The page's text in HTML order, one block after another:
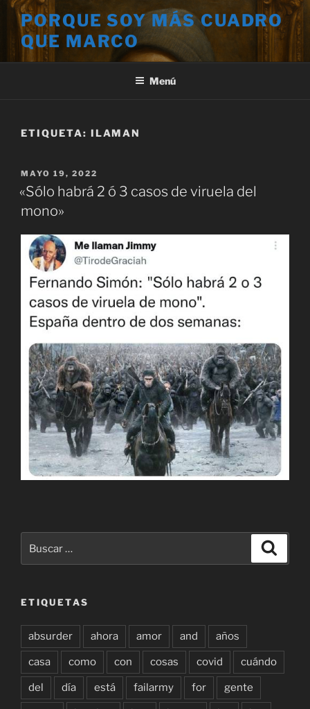
Saltar
contenido
PORQUE SOY MÁS CUADRO
QUE MARCO
Menú
ETIQUETA: ILAMAN
PUBLICADO
EL
MAYO 19, 2022
«Sólo habrá 2 ó 3 casos de viruela del
mono»
ETIQUETAS
absurder ahora amor and años
casa como con cosas covid cuándo
del día está failarmy for gente